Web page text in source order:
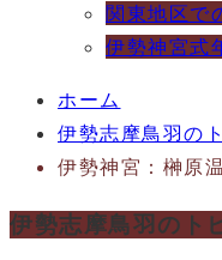
関東地区で
伊勢神宮式
ホーム
伊勢志摩鳥羽の
伊勢神宮：榊原
伊勢志摩鳥羽のト